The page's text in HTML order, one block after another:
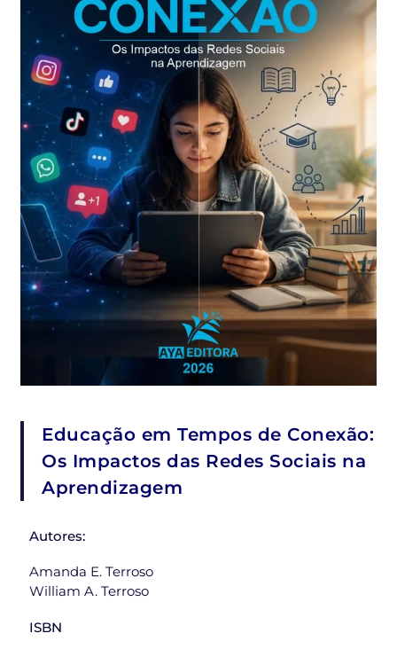
Educação em Tempos de Conexão:
Os Impactos das Redes Sociais na
Aprendizagem
Autores:
Amanda E. Terroso
William A. Terroso
ISBN